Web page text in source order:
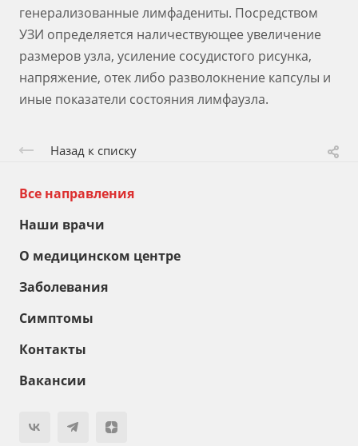
генерализованные лимфадениты. Посредством
УЗИ определяется наличествующее увеличение
размеров узла, усиление сосудистого рисунка,
напряжение, отек либо разволокнение капсулы и
иные показатели состояния лимфаузла.
Назад к списку
Все направления
Наши врачи
О медицинском центре
Заболевания
Симптомы
Контакты
Вакансии